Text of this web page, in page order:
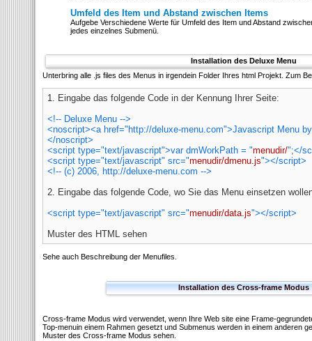
Umfeld des Item und Abstand zwischen Items
Aufgebe Verschiedene Werte für Umfeld des Item und Abstand
jedes einzelnes Submenü.
Installation des Deluxe Menu
Unterbring alle .js files des Menus in irgendein Folder Ihres html Projekt. Zum
1. Eingabe das folgende Code in der Kennung Ihrer Seite:
<!-- Deluxe Menu -->
<noscript><a href="http://deluxe-menu.com">Javascript Menu
</noscript>
<script type="text/javascript">var dmWorkPath = "menudir/";</
<script type="text/javascript" src="menudir/dmenu.js"></script>
<!-- (c) 2006, http://deluxe-menu.com -->
2. Eingabe das folgende Code, wo Sie das Menu einsetzen
<script type="text/javascript" src="menudir/data.js"></script>
Muster des HTML sehen
Sehe auch Beschreibung der Menufiles.
Installation des Cross-frame Modus
Cross-frame Modus wird verwendet, wenn Ihre Web site eine Frame-
Top-menuin einem Rahmen gesetzt und Submenus werden in einem anderen
Muster des Cross-frame Modus sehen.